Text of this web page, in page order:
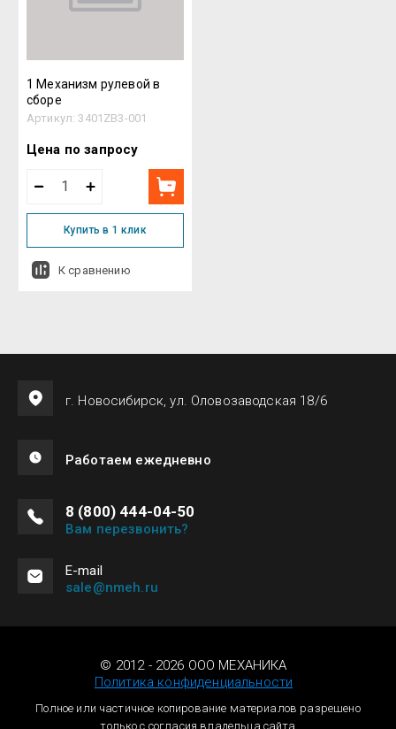
1 Механизм рулевой в
сборе
Артикул: 3401ZB3-001
Цена по запросу
Купить в 1 клик
К сравнению
г. Новосибирск, ул. Оловозаводская 18/6
Работаем ежедневно
8 (800) 444-04-50
Вам перезвонить?
Е-mail
sale@nmeh.ru
© 2012 - 2026 ООО МЕХАНИКА
Политика конфиденциальности
Полное или частичное копирование материалов разрешено
только с согласия владельца сайта